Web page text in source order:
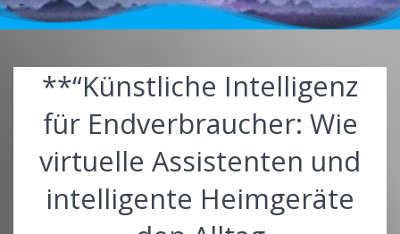
**“Künstliche Intelligenz
für Endverbraucher: Wie
virtuelle Assistenten und
intelligente Heimgeräte